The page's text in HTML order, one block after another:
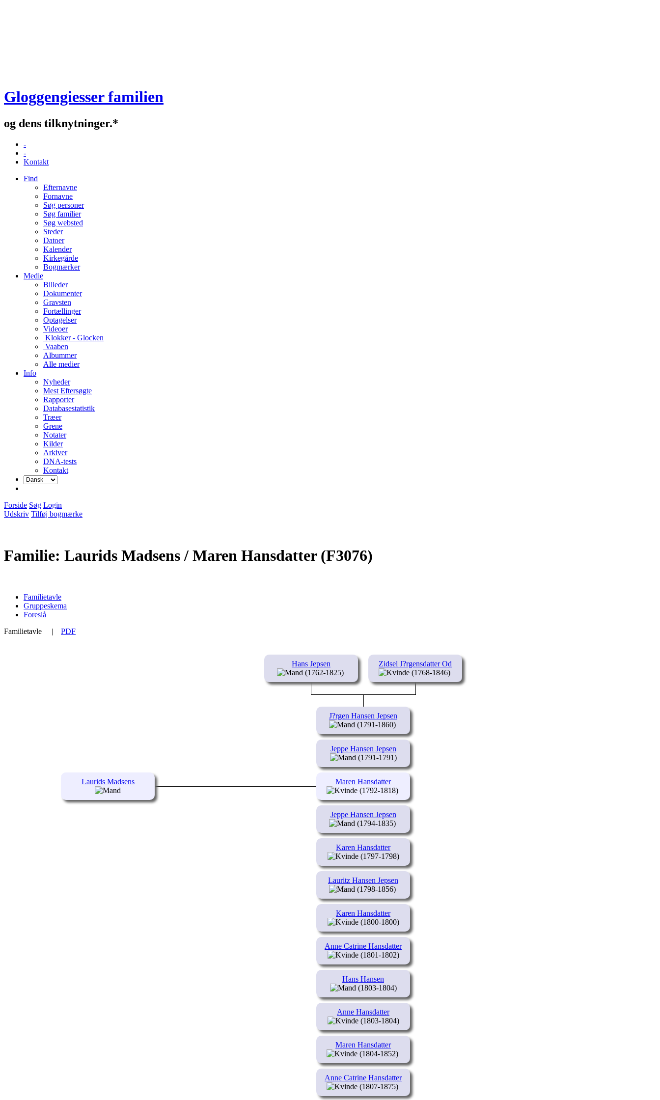
Gloggengiesser familien
og dens tilknytninger.*
-
-
Kontakt
Find
Efternavne
Fornavne
Søg personer
Søg familier
Søg websted
Steder
Datoer
Kalender
Kirkegårde
Bogmærker
Medie
Billeder
Dokumenter
Gravsten
Fortællinger
Optagelser
Videoer
Klokker - Glocken
Vaaben
Albummer
Alle medier
Info
Nyheder
Mest Eftersøgte
Rapporter
Databasestatistik
Træer
Grene
Notater
Kilder
Arkiver
DNA-tests
Kontakt
Forside Søg Login
Udskriv Tilføj bogmærke
Familie: Laurids Madsens / Maren Hansdatter (F3076)
Familietavle
Gruppeskema
Foreslå
Familietavle
| PDF
Hans Jepsen
(1762-1825)
Zidsel J?rgensdatter Od
(1768-1846)
J?rgen Hansen Jepsen
(1791-1860)
Jeppe Hansen Jepsen
(1791-1791)
Jeppe Hansen Jepsen
(1794-1835)
Karen Hansdatter
(1797-1798)
Lauritz Hansen Jepsen
(1798-1856)
Karen Hansdatter
(1800-1800)
Anne Catrine Hansdatter
(1801-1802)
Hans Hansen
(1803-1804)
Anne Hansdatter
(1803-1804)
Maren Hansdatter
(1804-1852)
Anne Catrine Hansdatter
(1807-1875)
Laurids Madsens
Maren Hansdatter
(1792-1818)